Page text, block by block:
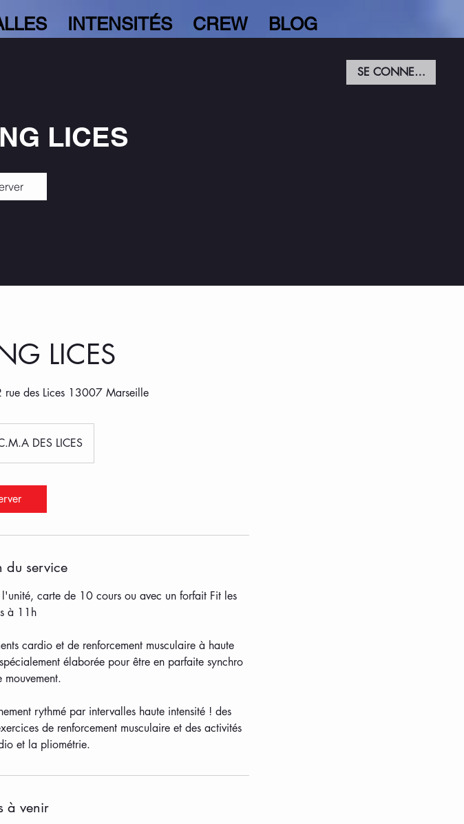
SE CONNECTER
INTENSITÉS CREW BLOG
LICES
LICES
rue des Lices 13007 Marseille
DES LICES
du service
carte de 10 cours ou avec un forfait Fit les
à 11h
cardio et de renforcement musculaire à haute
élaborée pour être en parfaite synchro
mouvement.
rythmé par intervalles haute intensité ! des
de renforcement musculaire et des activités
et la pliométrie.
à venir